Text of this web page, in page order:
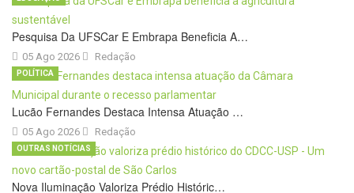
Pesquisa Da UFSCar E Embrapa Beneficia A…
05 Ago 2026 Redação
Lucão Fernandes Destaca Intensa Atuação …
05 Ago 2026
POLÍTICA
Redação
Nova Iluminação Valoriza Prédio Históric…
OUTRAS NOTÍCIAS